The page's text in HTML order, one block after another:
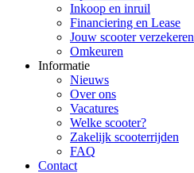
Inkoop en inruil
Financiering en Lease
Jouw scooter verzekeren
Omkeuren
Informatie
Nieuws
Over ons
Vacatures
Welke scooter?
Zakelijk scooterrijden
FAQ
Contact